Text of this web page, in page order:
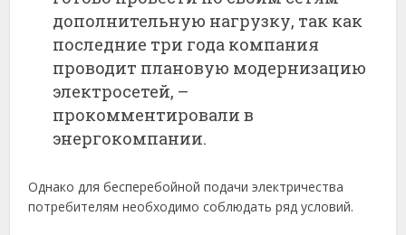
дополнительную нагрузку, так как
последние три года компания
проводит плановую модернизацию
электросетей, –
прокомментировали в
энергокомпании.
Однако для бесперебойной подачи электричества
потребителям необходимо соблюдать ряд условий.